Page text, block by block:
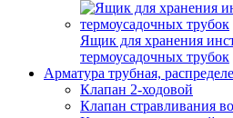
Ящик для хранения
термоусадочных трубок
Арматура трубная,
Клапан 2-ходовой
Клапан стравливания